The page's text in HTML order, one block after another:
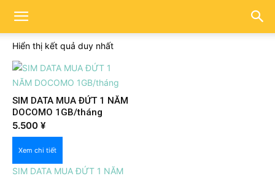
Hiển thị kết quả duy nhất
SIM DATA MUA ĐỨT 1 NĂM
DOCOMO 1GB/tháng
5.500 ¥
Xem chi tiết
SIM DATA MUA ĐỨT 1 NĂM